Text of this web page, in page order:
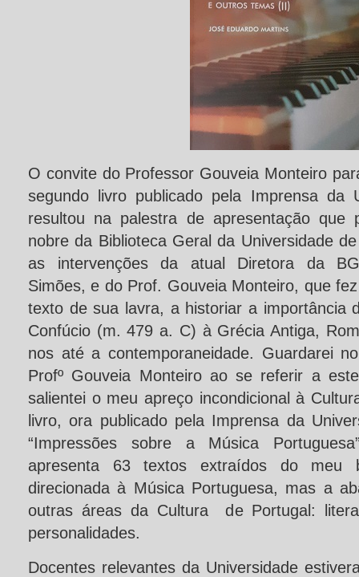
O convite do Professor Gouveia Monteiro
segundo livro publicado pela Imprensa da
resultou na palestra de apresentação que
nobre da Biblioteca Geral da Universidade
as intervenções da atual Diretora da
Simões, e do Prof. Gouveia Monteiro, que
texto de sua lavra, a historiar a importância
Confúcio (m. 479 a. C) à Grécia Antiga,
nos até a contemporaneidade. Guardarei
Profº Gouveia Monteiro ao se referir a
salientei o meu apreço incondicional à
livro, ora publicado pela Imprensa da
“Impressões sobre a Música
apresenta 63 textos extraídos do meu
direcionada à Música Portuguesa, mas a
outras áreas da Cultura de Portugal:
personalidades.
Docentes relevantes da Universidade